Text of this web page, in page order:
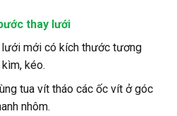
thay lưới
mới có kích thước tương
kéo.
tua vít tháo các ốc vít ở góc
nhôm.